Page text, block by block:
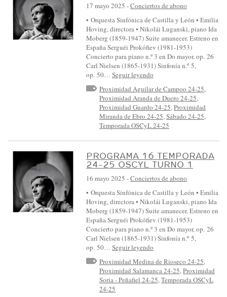
17 mayo 2025 -Conciertos de abono
• Orquesta Sinfónica de Castilla y León • Emilia
Hoving, directora • Nikolái Luganski, piano Ida
Moberg (1859-1947) Suite amanecer. Estreno en
España Serguéi Prokófiev (1981-1953)
Concierto para piano n.º 3 en Do mayor, op. 26
Carl Nielsen (1865-1931) Sinfonía n.º 5,
op. 50… Seguir leyendo
Proximidad Aguilar de Campoo 24-25,
Proximidad Aranda de Duero 24-25,
Proximidad Guardo 24-25,Proximidad
Miranda de Ebro 24-25,Sábado 24-25,
Temporada OSCyL 24-25
PROGRAMA 16 TEMPORADA
24-25 OSCYL TURNO 1
16 mayo 2025 -Conciertos de abono
• Orquesta Sinfónica de Castilla y León • Emilia
Hoving, directora • Nikolái Luganski, piano Ida
Moberg (1859-1947) Suite amanecer. Estreno en
España Serguéi Prokófiev (1981-1953)
Concierto para piano n.º 3 en Do mayor, op. 26
Carl Nielsen (1865-1931) Sinfonía n.º 5,
op. 50… Seguir leyendo
Proximidad Medina de Rioseco 24-25,
Proximidad Salamanca 24-25,Proximidad
Soria - Peñafiel 24-25,Temporada OSCyL
24-25